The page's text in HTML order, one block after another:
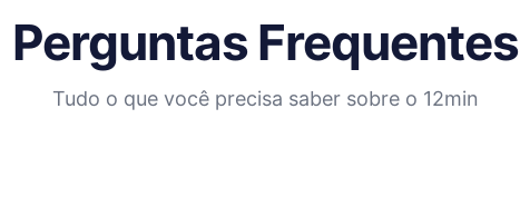
Perguntas Frequentes
Tudo o que você precisa saber sobre o 12min